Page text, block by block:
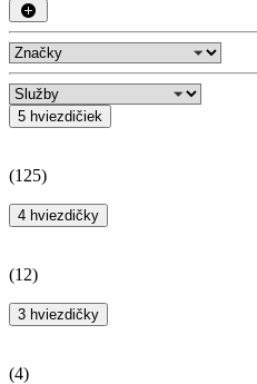
5 hviezdičiek
(125)
4 hviezdičky
(12)
3 hviezdičky
(4)